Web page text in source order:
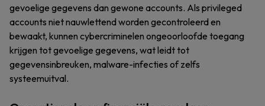
gevoelige gegevens dan gewone accounts. Als privileged
accounts niet nauwlettend worden gecontroleerd en
bewaakt, kunnen cybercriminelen ongeoorloofde toegang
krijgen tot gevoelige gegevens, wat leidt tot
gegevensinbreuken, malware-infecties of zelfs
systeemuitval.